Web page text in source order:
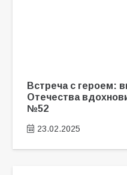
Встреча с героем:
Отечества
№52
23.02.2025